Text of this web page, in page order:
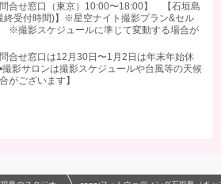
合せ窓口（東京）10:00〜18:00】 【石垣島
終受付時間)】※星空ナイト撮影プラン&セル
※撮影スケジュールに準じて変動する場合が
合せ窓口は12月30日〜1月2日は年末年始休
影サロンは撮影スケジュールや台風等の天候
がございます】